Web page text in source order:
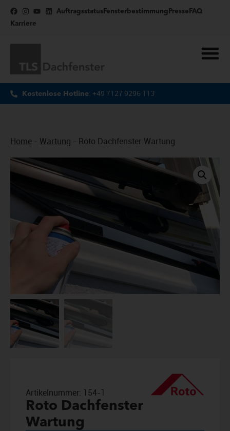
Auftragsstatus Fensterbestimmung Presse FAQ
Karriere
Kostenlose Hotline: +49 7127 9296 113
Home - Wartung - Roto Dachfenster Wartung
Artikelnummer: 154-1
Roto Dachfenster
Wartung